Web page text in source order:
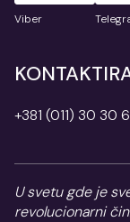
Viber
+381 (011) 30 30
U svetu gde je
revolucionarni